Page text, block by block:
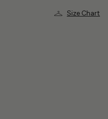
Size Chart